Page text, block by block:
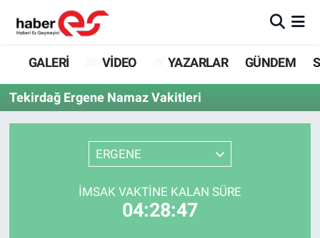
GALERİ VİDEO YAZARLAR GÜNDEM
Tekirdağ Ergene Namaz Vakitleri
ERGENE
İMSAK VAKTINE KALAN SÜRE
04:28:47
GALERİ
VİDEO
YAZARLAR
GÜNDEM
SİYASET
Eskişehir Nöbetçi Eczaneler
Eskişehir Hava Durumu
Eskişehir Trafik Yoğunluk Haritası
Süper Lig Puan Durumu ve Fikstür
Tüm Manşetler